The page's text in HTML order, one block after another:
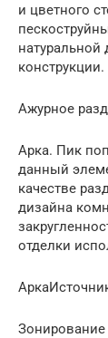
и цветного
конструкции.
Ажурное
Арка. Пик
данный
качестве
дизайна
отделки